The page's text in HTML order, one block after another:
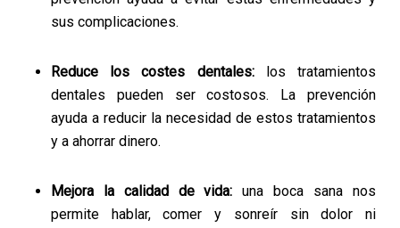
sus complicaciones.
Reduce los costes dentales: los tratamientos
dentales pueden ser costosos. La prevención
ayuda a reducir la necesidad de estos tratamientos
y a ahorrar dinero.
Mejora la calidad de vida:una boca sana nos
permite hablar, comer y sonreír sin dolor ni